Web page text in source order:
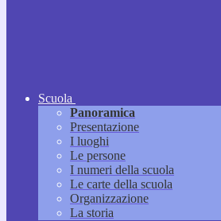
Scuola
Panoramica
Presentazione
I luoghi
Le persone
I numeri della scuola
Le carte della scuola
Organizzazione
La storia